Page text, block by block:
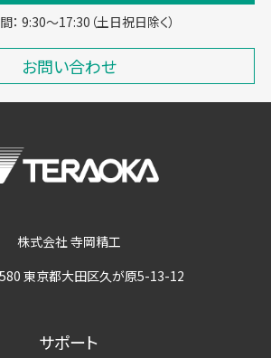
： 9:30～17:30（土日祝日除く）
お問い合わせ
株式会社 寺岡精工
東京都大田区久が原5-13-12
サポート